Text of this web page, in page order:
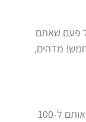
פעם שאתם
מדהים,
* אתם שמים 20 שקלים = הקופסה הופכת אותם ל-100